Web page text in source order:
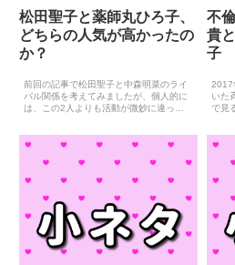
松田聖子と薬師丸ひろ子、
どちらの人気が高かったの
か？
前回の記事で松田聖子と中森明菜のライ
バル関係を考えてみましたが、個人的に
は、この2人よりも活動が微妙に違って
は松田聖子と薬師丸ひろ子の比較をして
不
貴
子
2017
いた
で見
ラマ